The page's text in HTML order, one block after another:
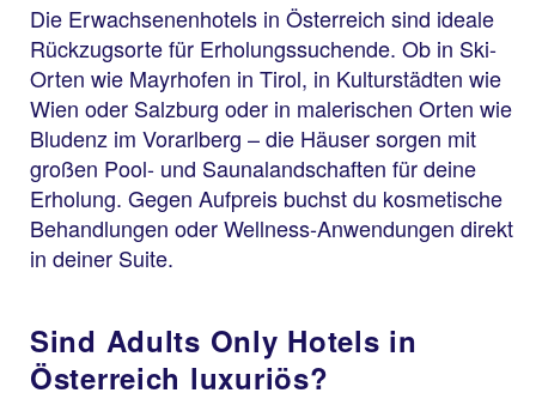
Die Erwachsenenhotels in Österreich sind ideale
Rückzugsorte für Erholungssuchende. Ob in Ski-
Orten wie Mayrhofen in Tirol, in Kulturstädten wie
Wien oder Salzburg oder in malerischen Orten wie
Bludenz im Vorarlberg – die Häuser sorgen mit
großen Pool- und Saunalandschaften für deine
Erholung. Gegen Aufpreis buchst du kosmetische
Behandlungen oder Wellness-Anwendungen direkt
in deiner Suite.
Sind Adults Only Hotels in
Österreich luxuriös?